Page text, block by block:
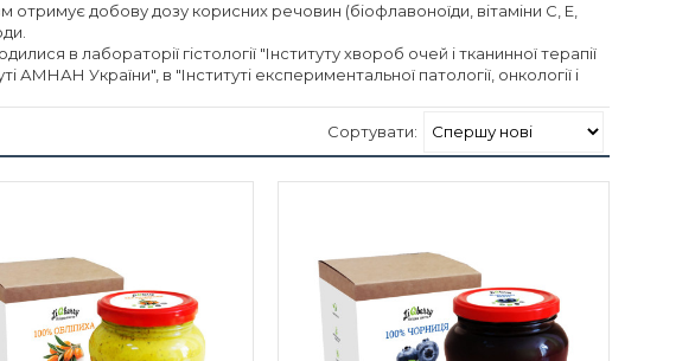
отримує добову дозу корисних речовин (біофлавоноїди, вітаміни С, Е,
в лабораторії гістології "Інституту хвороб очей і тканинної терапії
України", в "Інституті експериментальної патології, онкології і
Сортувати: